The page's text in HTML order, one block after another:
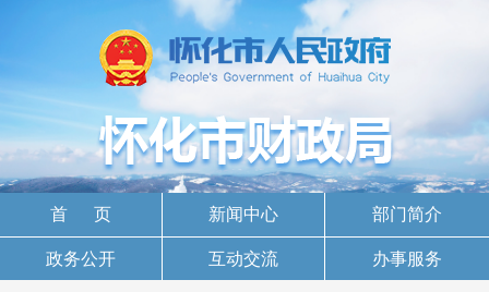
首 页 新闻中心 部门简介
政务公开 互动交流 办事服务